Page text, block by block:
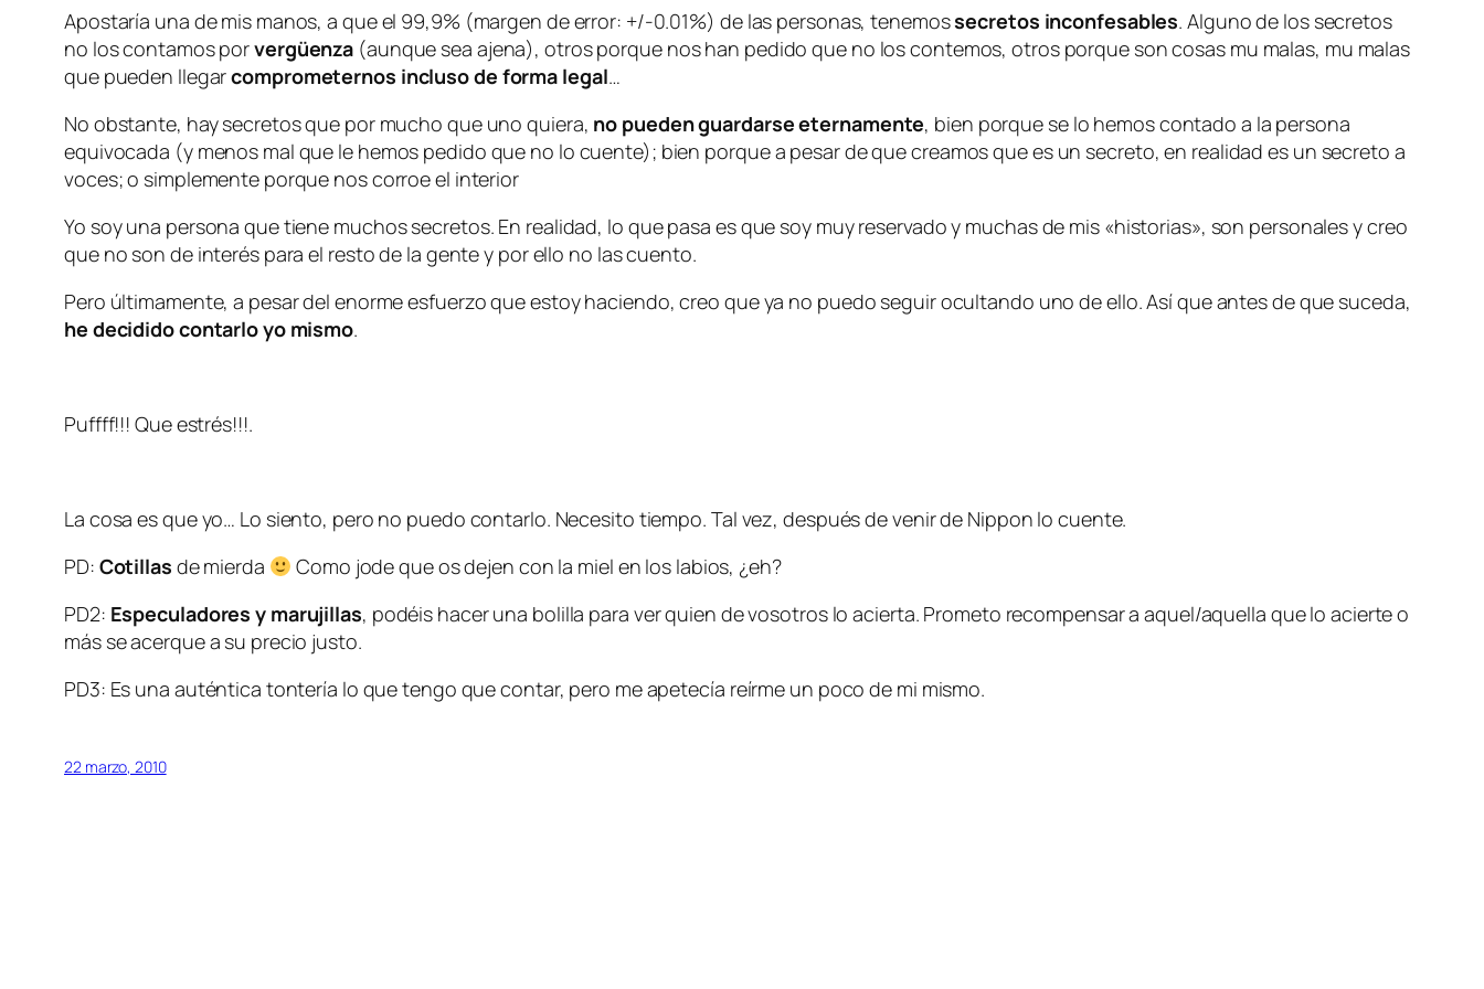
Apostaría una de mis manos, a que el 99,9% (margen de error: +/-0.01%) de las personas, tenemossecretos inconfesables. Alguno de los secretos
no los contamos porvergüenza (aunque sea ajena), otros porque nos han pedido que no los contemos, otros porque son cosas mu malas, mu malas
que pueden llegarcomprometernos incluso de forma legal…
No obstante, hay secretos que por mucho que uno quiera, no pueden guardarse eternamente, bien porque se lo hemos contado a la persona
equivocada (y menos mal que le hemos pedido que no lo cuente); bien porque a pesar de que creamos que es un secreto, en realidad es un secreto a
voces; o simplemente porque nos corroe el interior
Yo soy una persona que tiene muchos secretos. En realidad, lo que pasa es que soy muy reservado y muchas de mis «historias», son personales y creo
que no son de interés para el resto de la gente y por ello no las cuento.
Pero últimamente, a pesar del enorme esfuerzo que estoy haciendo, creo que ya no puedo seguir ocultando uno de ello. Así que antes de que suceda,
he decidido contarlo yo mismo.
Puffff!!! Que estrés!!!.
La cosa es que yo… Lo siento, pero no puedo contarlo. Necesito tiempo. Tal vez, después de venir de Nippon lo cuente.
PD: Cotillas de mierda
Como jode que os dejen con la miel en los labios, ¿eh?
PD2: Especuladores y marujillas, podéis hacer una bolilla para ver quien de vosotros lo acierta. Prometo recompensar a aquel/aquella que lo acierte o
más se acerque a su precio justo.
PD3: Es una auténtica tontería lo que tengo que contar, pero me apetecía reírme un poco de mi mismo.
22 marzo, 2010